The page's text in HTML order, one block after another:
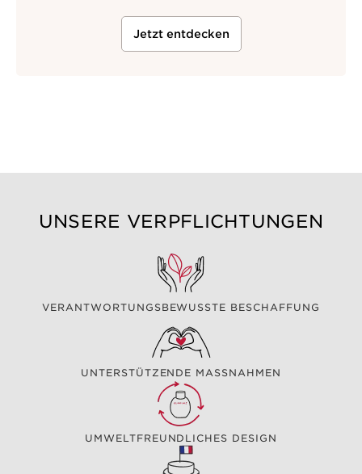
Jetzt entdecken
UNSERE VERPFLICHTUNGEN
VERANTWORTUNGSBEWUSSTE BESCHAFFUNG
UNTERSTÜTZENDE MASSNAHMEN
UMWELTFREUNDLICHES DESIGN